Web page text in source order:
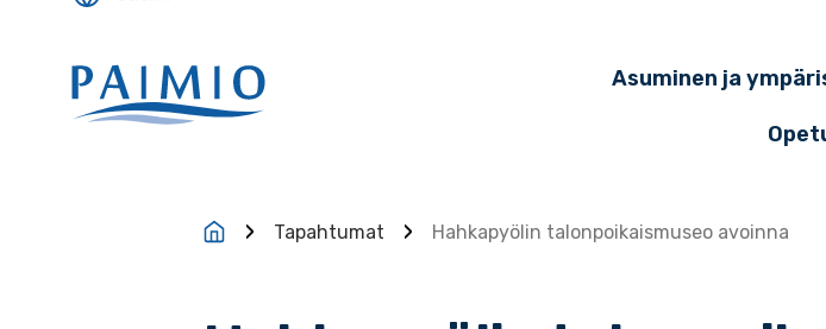
Sivun kieleksi valitaan englanti.
Asuminen ja
Tapahtumat Hahkapyölin talonpoikaismuseo avoinna